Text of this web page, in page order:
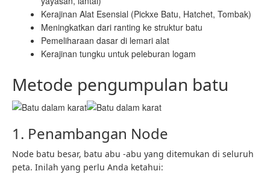
Kerajinan Alat Esensial (Pickxe Batu, Hatchet, Tombak)
Meningkatkan dari ranting ke struktur batu
Pemeliharaan dasar di lemari alat
Kerajinan tungku untuk peleburan logam
Metode pengumpulan batu
1. Penambangan Node
Node batu besar, batu abu -abu yang ditemukan di seluruh
peta. Inilah yang perlu Anda ketahui: